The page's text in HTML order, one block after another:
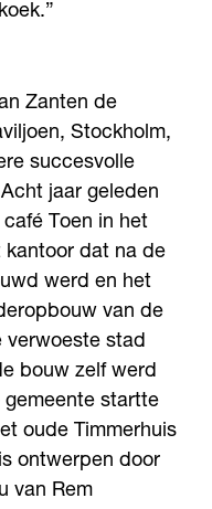
Zanten de
Stockholm,
succesvolle
jaar geleden
Toen in het
kantoor dat na de
werd en het
van de
verwoeste stad
bouw zelf werd
gemeente startte
oude Timmerhuis
ontwerpen door
van Rem